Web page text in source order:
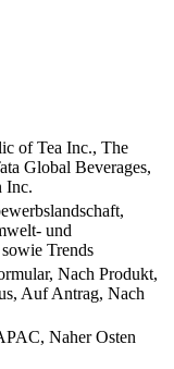
of Tea Inc., The
Global Beverages,
Inc.
und
Trends
Nach Produkt,
Auf Antrag, Nach
Naher Osten